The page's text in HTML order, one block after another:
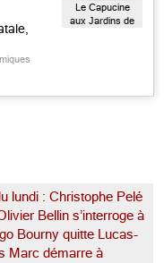
Le Capucine
aux Jardins de
lundi : Christophe Pelé
Bellin s’interroge à
Bourny quitte Lucas-
Marc démarre à